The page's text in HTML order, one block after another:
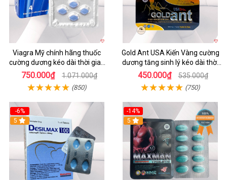
Viagra Mỹ chính hãng thuốc
cường dương kéo dài thời gian
cho Nam giới uy tín
750.000₫ 1.071.000₫
(850)
Gold Ant USA Kiến Vàng cường
dương tăng sinh lý kéo dài thời
gian
450.000₫ 535.000₫
(750)
-6%
5
-14%
Hot
5